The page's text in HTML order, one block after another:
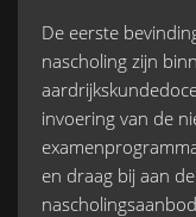
De eerste
nascholing zijn
invoering van de
en draag bij aan